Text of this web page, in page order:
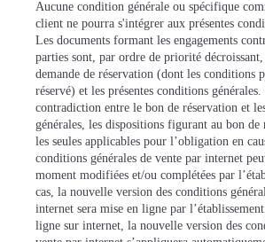
Aucune condition générale ou spécifique
client ne pourra s'intégrer aux présentes
Les documents formant les engagements
parties sont, par ordre de priorité
demande de réservation (dont les conditions
réservé) et les présentes conditions générales.
contradiction entre le bon de réservation et
générales, les dispositions figurant au bon de
les seules applicables pour l’obligation en
conditions générales de vente par internet
moment modifiées et/ou complétées par
cas, la nouvelle version des conditions
internet sera mise en ligne par
ligne sur internet, la nouvelle version des